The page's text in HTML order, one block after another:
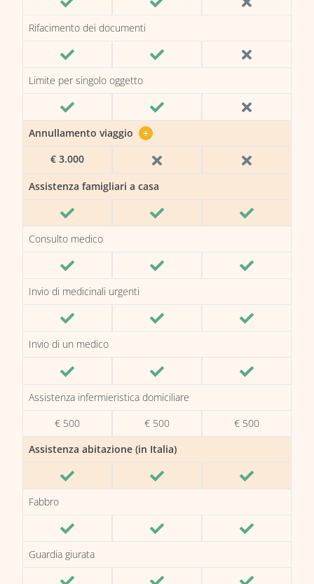
Rifacimento dei documenti
Limite per singolo oggetto
Annullamento viaggio
+
€ 3.000
Assistenza famigliari a casa
Consulto medico
Invio di medicinali urgenti
Invio di un medico
Assistenza infermieristica domiciliare
€ 500
€ 500
€ 500
Assistenza abitazione (in Italia)
Fabbro
Guardia giurata